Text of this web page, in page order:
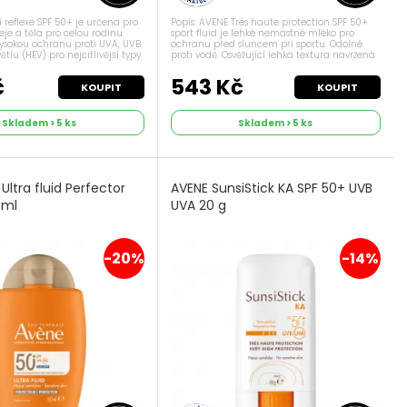
reflexe SPF 50+ je určena pro
a těla pro celou rodinu.
ochranu proti UVA, UVB
(HEV) pro nejcitlivější typy
pod...
KOUPIT
Skladem > 5 ks
Popis: AVENE Très haute protection SPF 50+
sport fluid je lehké nemastné mléko pro
ochranu před sluncem při sportu. Odolné
proti vodě. Osvěžující lehká textura navržená
ochranu proti UVA a UVB záření....
543 Kč KOUPIT
Skladem > 5 ks
Ultra fluid Perfector
-20%
AVENE SunsiStick KA SPF 50+ UVB
UVA 20 g
-14%